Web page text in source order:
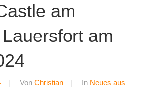
am
am
Von Christian In Neues aus